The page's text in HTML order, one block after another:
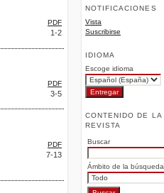
NOTIFICACIONES
Vista
Suscribirse
IDIOMA
Escoge idioma
CONTENIDO DE LA
REVISTA
Buscar
Ámbito de la búsqueda
PDF
1-2
PDF
3-5
PDF
7-13